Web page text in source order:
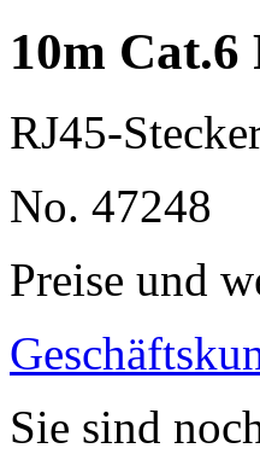
10m
RJ45-
No. 47248
Preise und
Sie sind